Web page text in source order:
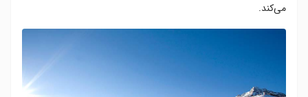
می‌کند.